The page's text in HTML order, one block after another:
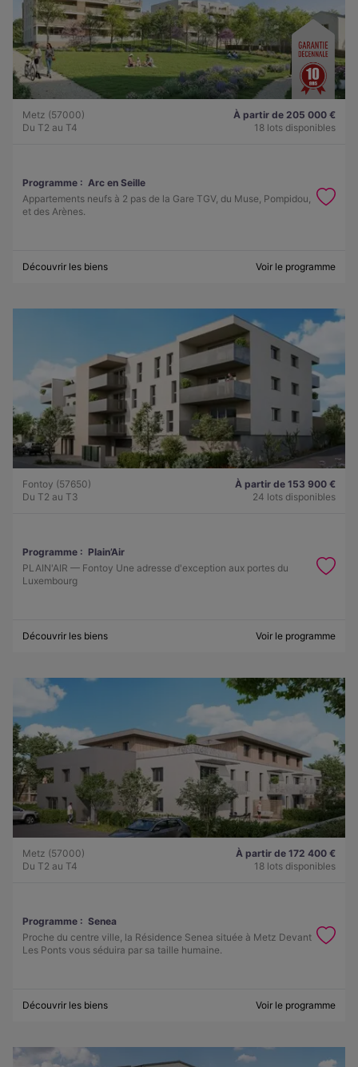
Metz (57000)
Du T2 au T4
À partir de 205 000 €
18 lots disponibles
Programme : Arc en Seille
Appartements neufs à 2 pas de la Gare TGV, du Muse, Pompidou,
et des Arènes.
Découvrir les biens Voir le programme
Fontoy (57650)
Du T2 au T3
À partir de 153 900 €
24 lots disponibles
Programme : Plain’Air
PLAIN'AIR — Fontoy Une adresse d'exception aux portes du
Luxembourg
Découvrir les biens Voir le programme
Metz (57000)
Du T2 au T4
À partir de 172 400 €
18 lots disponibles
Programme : Senea
Proche du centre ville, la Résidence Senea située à Metz Devant
Les Ponts vous séduira par sa taille humaine.
Découvrir les biens Voir le programme